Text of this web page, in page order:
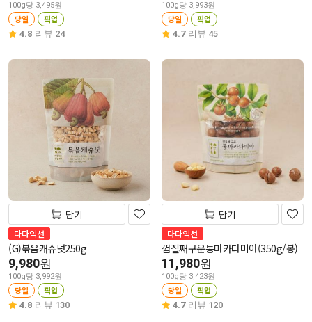
100g당 3,495원
당일 픽업
4.8 리뷰 24
100g당 3,993원
당일 픽업
4.7 리뷰 45
담기
다다익선
(G)볶음캐슈넛250g
9,980원
100g당 3,992원
당일 픽업
4.8 리뷰 130
담기
다다익선
껍질째구운통마카다미아(350g/봉)
11,980원
100g당 3,423원
당일 픽업
4.7 리뷰 120